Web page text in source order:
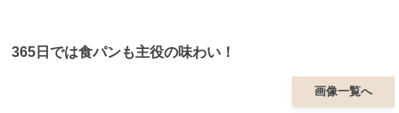
365日では食パンも主役の味わい！
画像一覧へ